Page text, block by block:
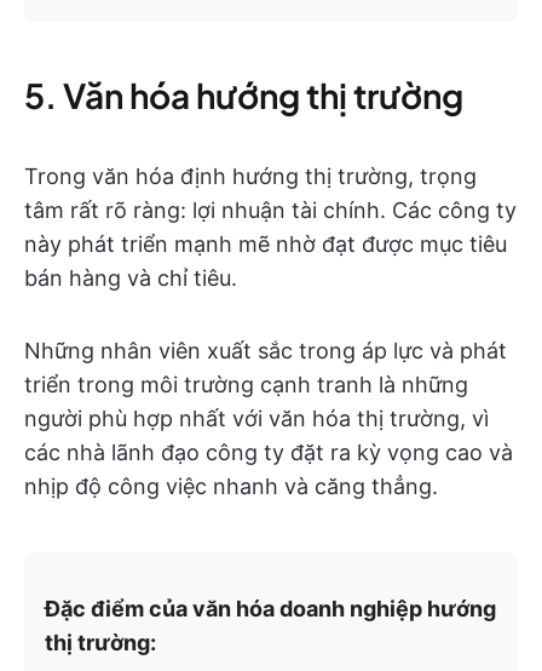
5. Văn hóa hướng thị trường
Trong văn hóa định hướng thị trường, trọng
tâm rất rõ ràng: lợi nhuận tài chính. Các công ty
này phát triển mạnh mẽ nhờ đạt được mục tiêu
bán hàng và chỉ tiêu.
Những nhân viên xuất sắc trong áp lực và phát
triển trong môi trường cạnh tranh là những
người phù hợp nhất với văn hóa thị trường, vì
các nhà lãnh đạo công ty đặt ra kỳ vọng cao và
nhịp độ công việc nhanh và căng thẳng.
Đặc điểm của văn hóa doanh nghiệp hướng
thị trường: